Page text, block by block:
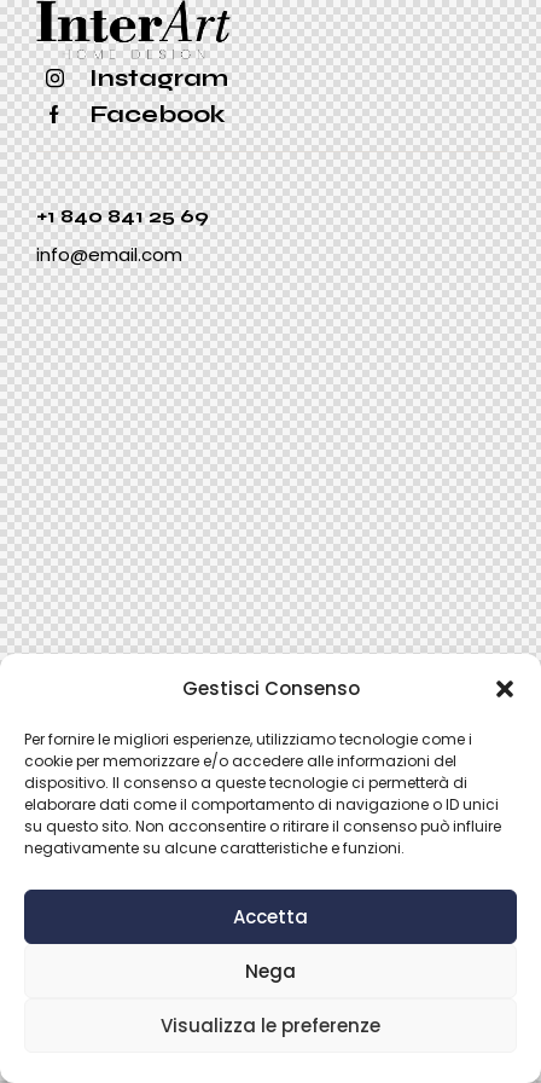
Gestisci Consenso
Per fornire le migliori esperienze, utilizziamo tecnologie come i
cookie per memorizzare e/o accedere alle informazioni del
dispositivo. Il consenso a queste tecnologie ci permetterà di
elaborare dati come il comportamento di navigazione o ID unici
su questo sito. Non acconsentire o ritirare il consenso può influire
negativamente su alcune caratteristiche e funzioni.
Accetta
Nega
Visualizza le preferenze
Instagram
Facebook
+1 840 841 25 69
info@email.com